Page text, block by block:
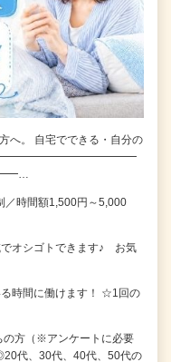
へ。 自宅でできる・自分の
！ ━━━━━━━━━━━━━━
／時間額1,500円～5,000
オシゴトできます♪ お気
時間に働けます！ ☆1回の
方（※アンケートに必要
代、30代、40代、50代の